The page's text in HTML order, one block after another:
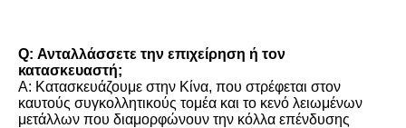
Q: Ανταλλάσσετε την επιχείρηση ή τον
κατασκευαστή;
Α: Κατασκευάζουμε στην Κίνα, που στρέφεται στον
καυτούς συγκολλητικούς τομέα και το κενό λειωμένων
μετάλλων που διαμορφώνουν την κόλλα επένδυσης